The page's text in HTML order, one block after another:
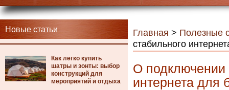
Новые статьи
Как легко купить
шатры и зонты: выбор
конструкций для
мероприятий и отдыха
Главная > Полезные
стабильного
О подключении
интернета для